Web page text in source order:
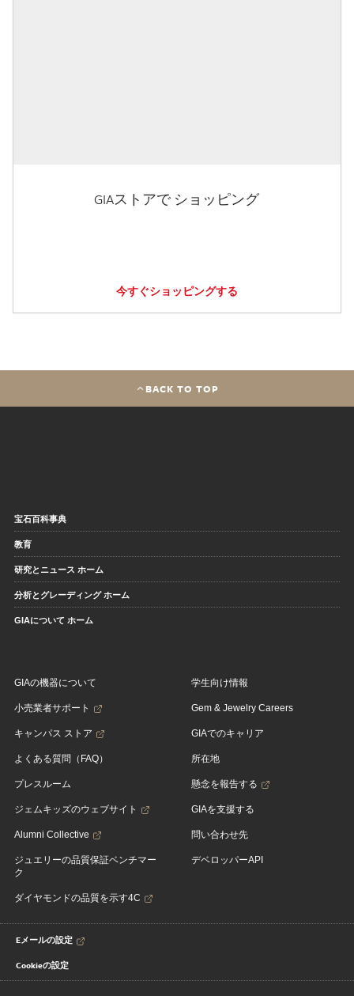
GIAストアで ショッピング
今すぐショッピングする
BACK TO TOP
宝石百科事典
教育
研究とニュース ホーム
分析とグレーディング ホーム
GIAについて ホーム
GIAの機器について
小売業者サポート
キャンパス ストア
よくある質問（FAQ）
プレスルーム
ジェムキッズのウェブサイト
Alumni Collective
ジュエリーの品質保証ベンチマー
ク
ダイヤモンドの品質を示す4C
学生向け情報
Gem & Jewelry Careers
GIAでのキャリア
所在地
懸念を報告する
GIAを支援する
問い合わせ先
デベロッパーAPI
Eメールの設定
Cookieの設定